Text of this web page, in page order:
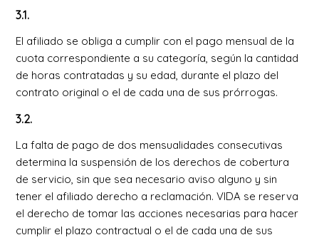
3.1.
El afiliado se obliga a cumplir con el pago mensual de la
cuota correspondiente a su categoría, según la cantidad
de horas contratadas y su edad, durante el plazo del
contrato original o el de cada una de sus prórrogas.
3.2.
La falta de pago de dos mensualidades consecutivas
determina la suspensión de los derechos de cobertura
de servicio, sin que sea necesario aviso alguno y sin
tener el afiliado derecho a reclamación. VIDA se reserva
el derecho de tomar las acciones necesarias para hacer
cumplir el plazo contractual o el de cada una de sus